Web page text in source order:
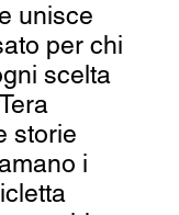
unisce
per chi
scelta
storie
i